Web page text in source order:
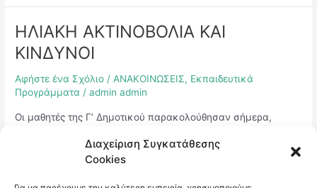
Διαχείριση Συγκατάθεσης
Cookies
ΗΛΙΑΚΗ ΑΚΤΙΝΟΒΟΛΙΑ ΚΑΙ
ΚΙΝΔΥΝΟΙ
Αφήστε ένα Σχόλιο / ΑΝΑΚΟΙΝΩΣΕΙΣ, Εκπαιδευτικά
Προγράμματα /admin admin
Οι μαθητές της Γ’ Δημοτικού παρακολούθησαν σήμερα,
Κέντρο Υγείας του Δήμου Αμαρουσίου, με θέμα την ασφαλή
έκθεση στην ηλιακή ακτινοβολία. Μέσα από απλά και
ΗΛΙΑΚΗ
ΑΚΤΙΝΟΒΟΛΙΑ
ΚΑΙ
ΚΙΝΔΥΝΟΙ